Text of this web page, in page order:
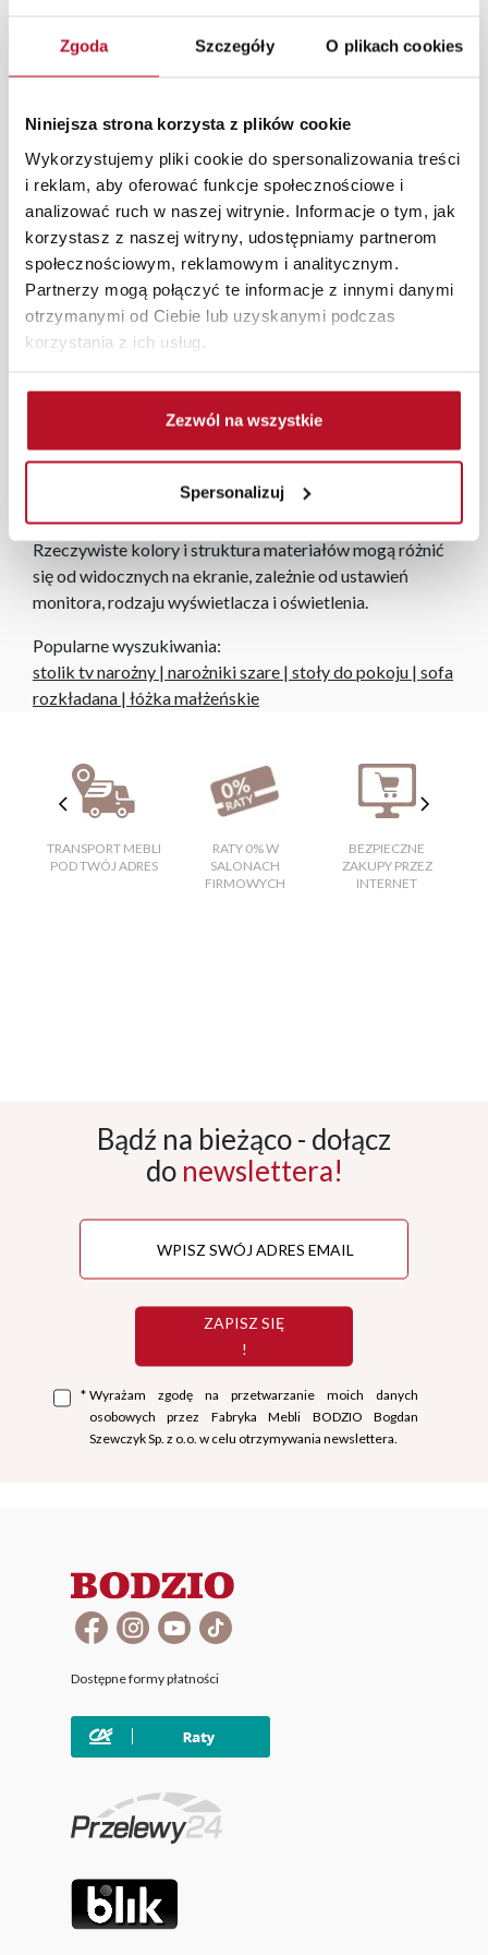
Zgoda Szczegóły O plikach cookies
Niniejsza strona korzysta z plików cookie
Wykorzystujemy pliki cookie do spersonalizowania treści
i reklam, aby oferować funkcje społecznościowe i
analizować ruch w naszej witrynie. Informacje o tym, jak
korzystasz z naszej witryny, udostępniamy partnerom
społecznościowym, reklamowym i analitycznym.
Partnerzy mogą połączyć te informacje z innymi danymi
otrzymanymi od Ciebie lub uzyskanymi podczas
korzystania z ich usług.
Zezwól na wszystkie
Spersonalizuj
nocnego lub bocznego. Dodatkowa półka zapewnia
dodatkową przestrzeń na przechowywanie książek,
porządek w zasięgu ręki. Solidna konstrukcja i
eleganckie wykończenie sprawiają, że stolik nie tylko
jest funkcjonalny, ale również estetyczny, dodając
nowoczesnego akcentu do salonu, sypialni czy biura.
W każdym z salonów mebli Bodzio oferujemy pomoc w
aranżacji mebli, a nasi pracownicy z wykorzystaniem
programu Planer 3D bezpłatnie zaprojektują i
przygotują kompleksową wizualizację Państwa
pomieszczenia wraz z wyceną. Każde zamówienie
złożone w sklepie stacjonarnym dostarczymy do 3 dni
roboczych, również na terenie całego kraju. Wszystkie
zamówienia powyżej 1000 zł dostarczamy gratis
Zdjęcia produktów mają charakter poglądowy.
Rzeczywiste kolory i struktura materiałów mogą różnić
się od widocznych na ekranie, zależnie od ustawień
monitora, rodzaju wyświetlacza i oświetlenia.
Popularne wyszukiwania:
stolik tv narożny | narożniki szare | stoły do pokoju | sofa
rozkładana | łóżka małżeńskie
TRANSPORT MEBLI
POD TWÓJ ADRES
RATY 0% W
SALONACH
FIRMOWYCH
BEZPIECZNE
ZAKUPY PRZEZ
INTERNET
Bądź na bieżąco - dołącz
do newslettera!
ZAPISZ SIĘ
!
* Wyrażam zgodę na przetwarzanie moich danych
osobowych przez Fabryka Mebli BODZIO Bogdan
Szewczyk Sp. z o.o. w celu otrzymywania newslettera.
Dostępne formy płatności